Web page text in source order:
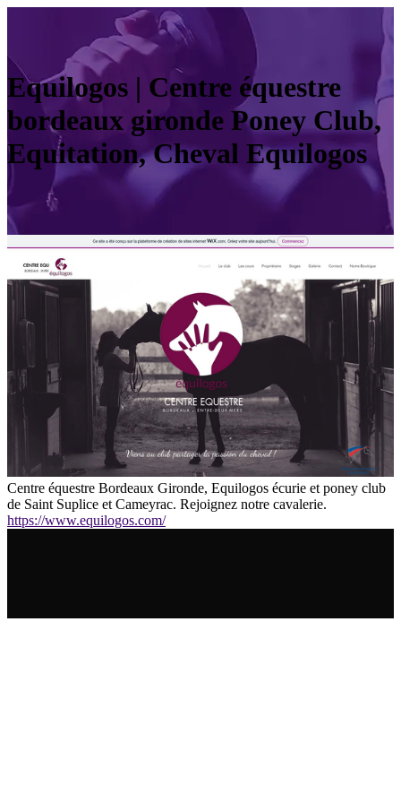
Equilogos | Centre équestre
bordeaux gironde Poney Club,
Equitation, Cheval Equilogos
Centre équestre Bordeaux Gironde, Equilogos écurie et poney club
de Saint Suplice et Cameyrac. Rejoignez notre cavalerie.
https://www.equilogos.com/